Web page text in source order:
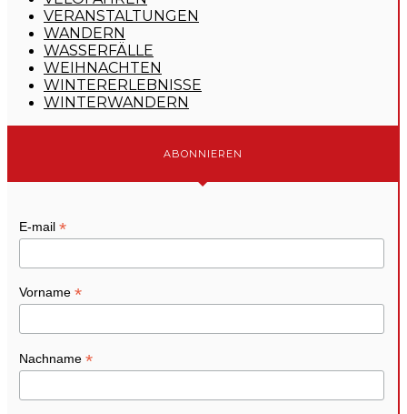
VERANSTALTUNGEN
WANDERN
WASSERFÄLLE
WEIHNACHTEN
WINTERERLEBNISSE
WINTERWANDERN
ABONNIEREN
E-mail *
Vorname *
Nachname *